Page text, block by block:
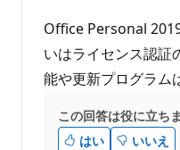
Office Personal
いはライセンス認証
能や更新プログラム
この回答は役に立ち
はい
いいえ